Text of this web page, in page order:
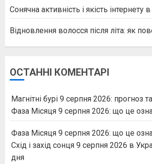
Сонячна активність і якість інтернету в
Відновлення волосся після літа: як
ОСТАННІ КОМЕНТАРІ
Магнітні бурі 9 серпня 2026: прогноз
Фаза Місяця 9 серпня 2026: що це
Фаза Місяця 9 серпня 2026: що це
Схід і захід сонця 9 серпня 2026 в
дня